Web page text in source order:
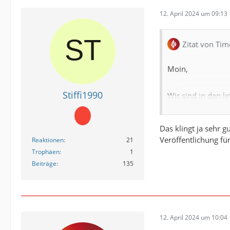
Stiffi1990
Reaktionen
21
Trophäen
1
Beiträge
135
12. April 2024 um 09:13
Zitat von
Moin,
Wir sind in den
- Es kann ein
Das klingt ja sehr
Veröffentlichung
12. April 2024 um 10:04